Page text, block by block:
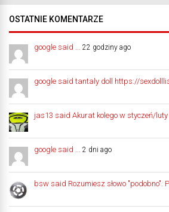
OSTATNIE KOMENTARZE
google said ... 22 godziny ago
google said tantaly doll https://
jas13 said Akurat kolego w styczeń/luty
google said ... 2 dni ago
bsw said Rozumiesz słowo "podobno".